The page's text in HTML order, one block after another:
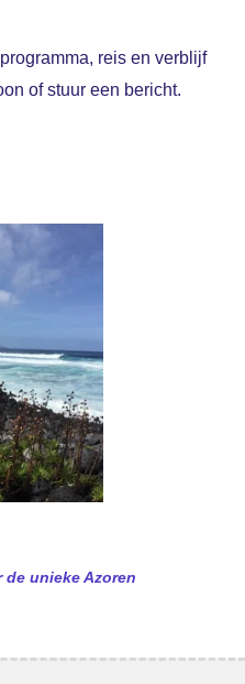
reis en verblijf
of stuur een bericht.
de unieke Azoren